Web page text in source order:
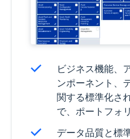
ビジネス機能、
ンポーネント、
関する標準化さ
で、ポートフォ
データ品質と標